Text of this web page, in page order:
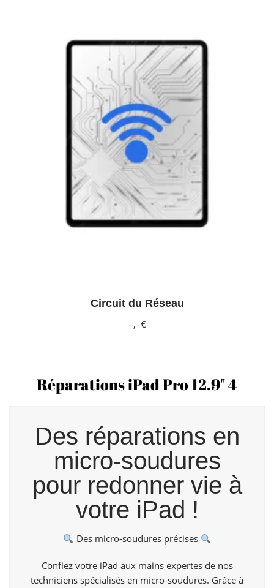
Circuit du Réseau
–,–€
Réparations iPad Pro 12.9" 4
Des réparations en
micro-soudures
pour redonner vie à
votre iPad !
Des micro-soudures précises
Confiez votre iPad aux mains expertes de nos
techniciens spécialisés en micro-soudures. Grâce à